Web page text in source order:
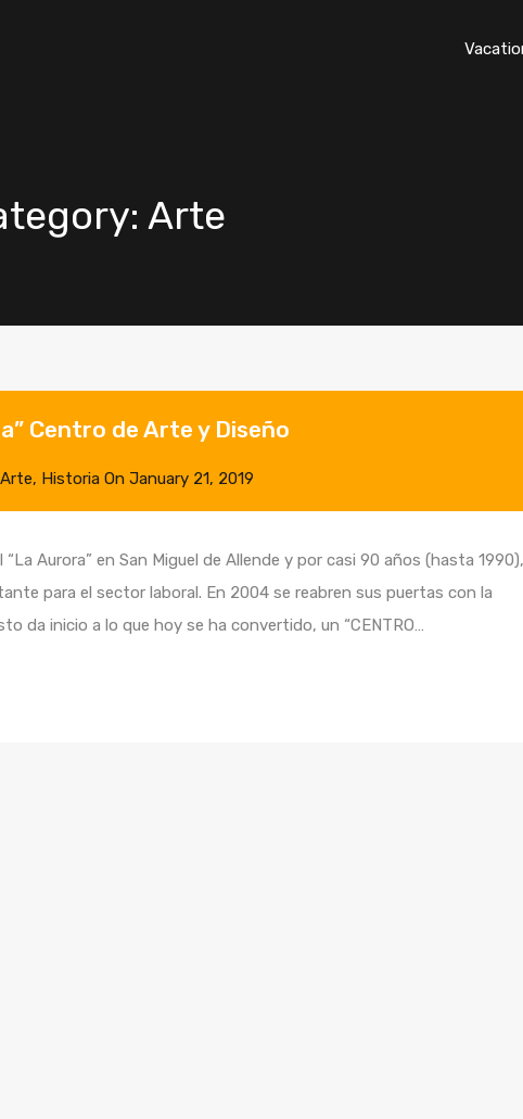
Arte
Centro de Arte y Diseño
Arte, Historia On January 21, 2019
Aurora” en San Miguel de Allende y por casi 90 años (hasta
para el sector laboral. En 2004 se reabren sus puertas con la
da inicio a lo que hoy se ha convertido, un “CENTRO…